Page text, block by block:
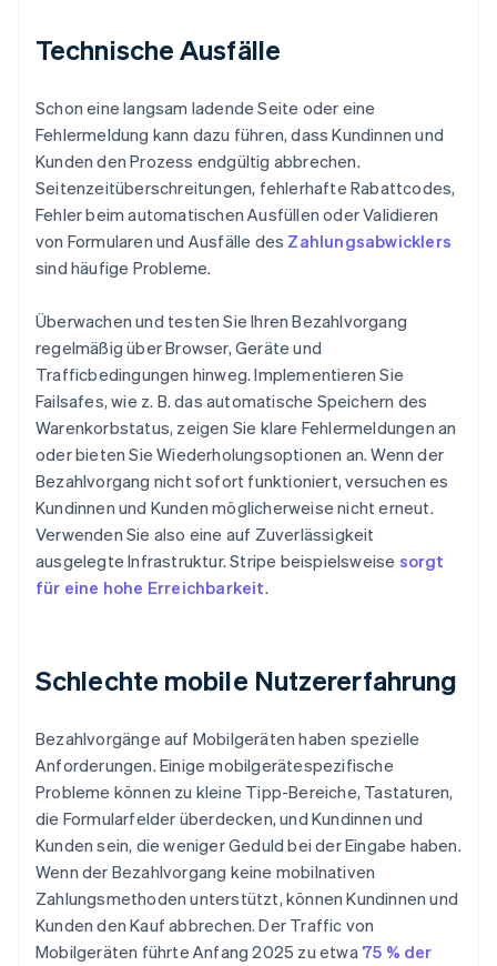
Technische Ausfälle
Schon eine langsam ladende Seite oder eine
Fehlermeldung kann dazu führen, dass Kundinnen und
Kunden den Prozess endgültig abbrechen.
Seitenzeitüberschreitungen, fehlerhafte Rabattcodes,
Fehler beim automatischen Ausfüllen oder Validieren
von Formularen und Ausfälle des Zahlungsabwicklers
sind häufige Probleme.
Überwachen und testen Sie Ihren Bezahlvorgang
regelmäßig über Browser, Geräte und
Trafficbedingungen hinweg. Implementieren Sie
Failsafes, wie z. B. das automatische Speichern des
Warenkorbstatus, zeigen Sie klare Fehlermeldungen an
oder bieten Sie Wiederholungsoptionen an. Wenn der
Bezahlvorgang nicht sofort funktioniert, versuchen es
Kundinnen und Kunden möglicherweise nicht erneut.
Verwenden Sie also eine auf Zuverlässigkeit
ausgelegte Infrastruktur. Stripe beispielsweise sorgt
für eine hohe Erreichbarkeit.
Schlechte mobile Nutzererfahrung
Bezahlvorgänge auf Mobilgeräten haben spezielle
Anforderungen. Einige mobilgerätespezifische
Probleme können zu kleine Tipp-Bereiche, Tastaturen,
die Formularfelder überdecken, und Kundinnen und
Kunden sein, die weniger Geduld bei der Eingabe haben.
Wenn der Bezahlvorgang keine mobilnativen
Zahlungsmethoden unterstützt, können Kundinnen und
Kunden den Kauf abbrechen. Der Traffic von
Mobilgeräten führte Anfang 2025 zu etwa 75 % der